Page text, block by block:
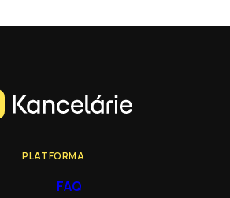
PLATFORMA
FAQ